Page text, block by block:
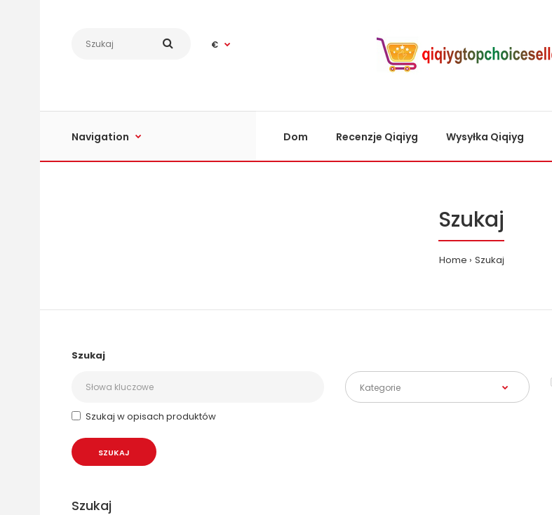
€
Navigation Dom Recenzje Qiqiyg Wysyłka Qiqiyg
Szukaj
Home Szukaj
Szukaj
Szukaj w opisach produktów
Szukaj